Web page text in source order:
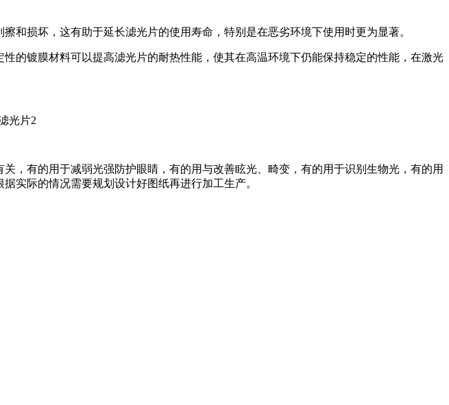
和损坏，这有助于延长滤光片的使用寿命，特别是在恶劣环境下使用时更为显著。
的镀膜材料可以提高滤光片的耐热性能，使其在高温环境下仍能保持稳定的性能，在激光
，有的用于减弱光强防护眼睛，有的用与改善眩光、畸变，有的用于识别生物光，有的用
实际的情况需要规划设计好图纸再进行加工生产。